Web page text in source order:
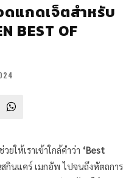
แกดเจ็ตสำหรับ
BEST OF
ให้เราเข้าใกล้คำว่า ‘Best
กินแคร์ เมกอัพ ไปจนถึงหัตถการ